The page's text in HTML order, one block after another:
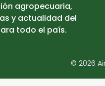
agropecuaria,
y actualidad del
todo el país.
© 2026